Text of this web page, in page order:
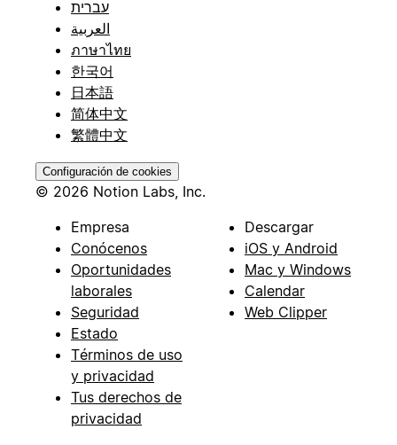
עברית
العربية
ภาษาไทย
한국어
日本語
简体中文
繁體中文
Configuración de cookies
© 2026 Notion Labs, Inc.
Empresa
Conócenos
Oportunidades
laborales
Seguridad
Estado
Términos de uso
y privacidad
Tus derechos de
privacidad
Descargar
iOS y Android
Mac y Windows
Calendar
Web Clipper